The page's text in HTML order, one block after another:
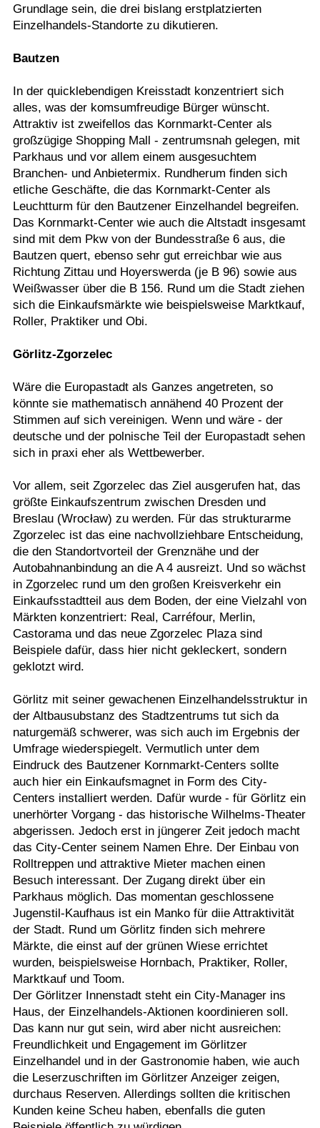
Grundlage sein, die drei bislang erstplatzierten
Einzelhandels-Standorte zu dikutieren.
Bautzen
In der quicklebendigen Kreisstadt konzentriert sich
alles, was der komsumfreudige Bürger wünscht.
Attraktiv ist zweifellos das Kornmarkt-Center als
großzügige Shopping Mall - zentrumsnah gelegen, mit
Parkhaus und vor allem einem ausgesuchtem
Branchen- und Anbietermix. Rundherum finden sich
etliche Geschäfte, die das Kornmarkt-Center als
Leuchtturm für den Bautzener Einzelhandel begreifen.
Das Kornmarkt-Center wie auch die Altstadt insgesamt
sind mit dem Pkw von der Bundesstraße 6 aus, die
Bautzen quert, ebenso sehr gut erreichbar wie aus
Richtung Zittau und Hoyerswerda (je B 96) sowie aus
Weißwasser über die B 156. Rund um die Stadt ziehen
sich die Einkaufsmärkte wie beispielsweise Marktkauf,
Roller, Praktiker und Obi.
Görlitz-Zgorzelec
Wäre die Europastadt als Ganzes angetreten, so
könnte sie mathematisch annähend 40 Prozent der
Stimmen auf sich vereinigen. Wenn und wäre - der
deutsche und der polnische Teil der Europastadt sehen
sich in praxi eher als Wettbewerber.
Vor allem, seit Zgorzelec das Ziel ausgerufen hat, das
größte Einkaufszentrum zwischen Dresden und
Breslau (Wrocław) zu werden. Für das strukturarme
Zgorzelec ist das eine nachvollziehbare Entscheidung,
die den Standortvorteil der Grenznähe und der
Autobahnanbindung an die A 4 ausreizt. Und so wächst
in Zgorzelec rund um den großen Kreisverkehr ein
Einkaufsstadtteil aus dem Boden, der eine Vielzahl von
Märkten konzentriert: Real, Carréfour, Merlin,
Castorama und das neue Zgorzelec Plaza sind
Beispiele dafür, dass hier nicht gekleckert, sondern
geklotzt wird.
Görlitz mit seiner gewachenen Einzelhandelsstruktur in
der Altbausubstanz des Stadtzentrums tut sich da
naturgemäß schwerer, was sich auch im Ergebnis der
Umfrage wiederspiegelt. Vermutlich unter dem
Eindruck des Bautzener Kornmarkt-Centers sollte
auch hier ein Einkaufsmagnet in Form des City-
Centers installiert werden. Dafür wurde - für Görlitz ein
unerhörter Vorgang - das historische Wilhelms-Theater
abgerissen. Jedoch erst in jüngerer Zeit jedoch macht
das City-Center seinem Namen Ehre. Der Einbau von
Rolltreppen und attraktive Mieter machen einen
Besuch interessant. Der Zugang direkt über ein
Parkhaus möglich. Das momentan geschlossene
Jugenstil-Kaufhaus ist ein Manko für diie Attraktivität
der Stadt. Rund um Görlitz finden sich mehrere
Märkte, die einst auf der grünen Wiese errichtet
wurden, beispielsweise Hornbach, Praktiker, Roller,
Marktkauf und Toom.
Der Görlitzer Innenstadt steht ein City-Manager ins
Haus, der Einzelhandels-Aktionen koordinieren soll.
Das kann nur gut sein, wird aber nicht ausreichen:
Freundlichkeit und Engagement im Görlitzer
Einzelhandel und in der Gastronomie haben, wie auch
die Leserzuschriften im Görlitzer Anzeiger zeigen,
durchaus Reserven. Allerdings sollten die kritischen
Kunden keine Scheu haben, ebenfalls die guten